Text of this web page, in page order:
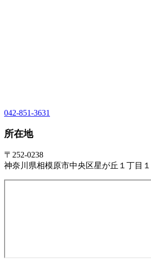
042-851-3631
所在地
〒252-0238
神奈川県相模原市中央区星が丘１丁目